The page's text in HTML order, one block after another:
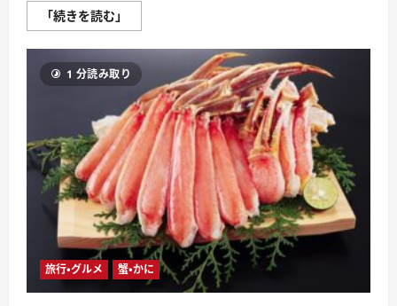
「続きを読む」
感
え
び
せ
ん
【ク
ア
ト
ロ
え
び
チ
ー
ズ】
っ
て
何？
口
コ
ミ・
1 分読み取り
旅行・グルメ 蟹・かに